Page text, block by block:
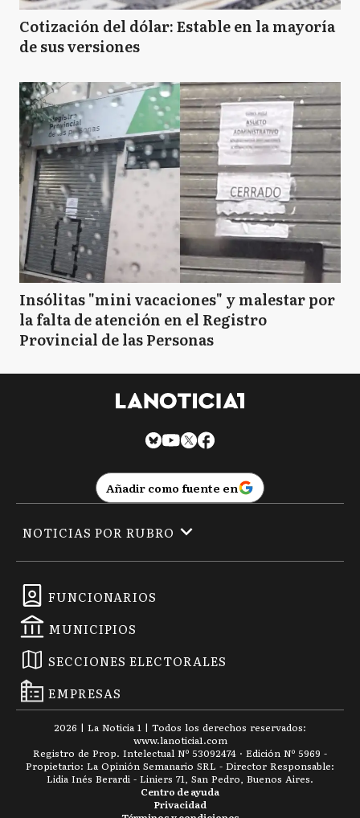
Cotización del dólar: Estable en la mayoría
de sus versiones
Insólitas "mini vacaciones" y malestar por
la falta de atención en el Registro
Provincial de las Personas
Añadir como fuente en
FUNCIONARIOS
MUNICIPIOS
SECCIONES ELECTORALES
EMPRESAS
NOTICIAS POR RUBRO
2026 | La Noticia 1 | Todos los derechos reservados:
www.lanoticia1.com
Registro de Prop. Intelectual Nº 53092474 · Edición Nº 5969 -
Propietario: La Opinión Semanario SRL - Director Responsable:
Lidia Inés Berardi - Liniers 71, San Pedro, Buenos Aires.
Privacidad
Centro de ayuda